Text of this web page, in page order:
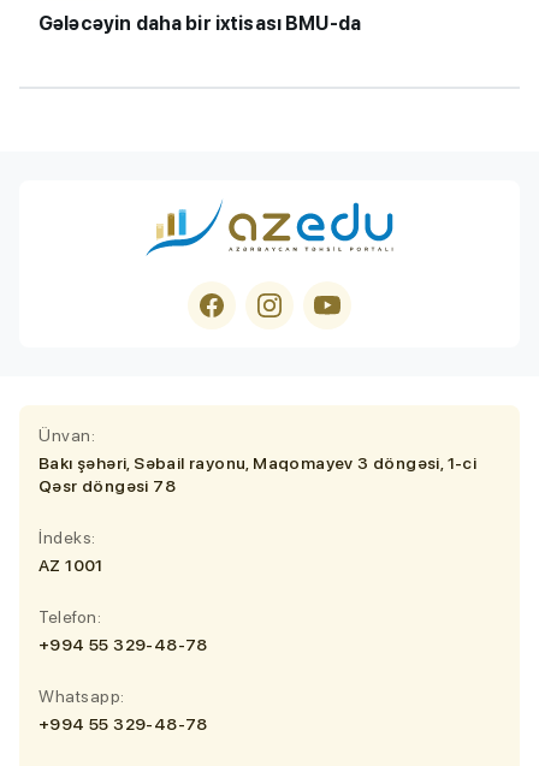
Gələcəyin daha bir ixtisası BMU-da
Ünvan:
Bakı şəhəri, Səbail rayonu, Maqomayev 3 döngəsi, 1-ci
Qəsr döngəsi 78
İndeks:
AZ 1001
Telefon:
+994 55 329-48-78
Whatsapp:
+994 55 329-48-78